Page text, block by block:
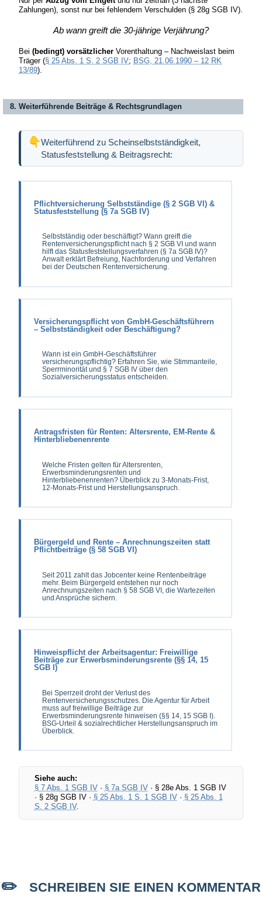
Zahlungen), sonst nur bei fehlendem Verschulden (§ 28g SGB IV).
Ab wann greift die 30-jährige Verjährung?
Bei (bedingt) vorsätzlicher Vorenthaltung – Nachweislast beim
Träger (§ 25 Abs. 1 S. 2 SGB IV; BSG, 21.06.1990 – 12 RK
13/89).
8. Weiterführende Beiträge & Rechtsgrundlagen
Weiterführend zu Scheinselbstständigkeit,
Statusfeststellung & Beitragsrecht:
Pflichtversicherung Selbstständige (§ 2 SGB VI) &
Statusfeststellung (§ 7a SGB IV)
Selbstständig oder beschäftigt? Wann greift die
Rentenversicherungspflicht nach § 2 SGB VI und wann
hilft das Statusfeststellungsverfahren (§ 7a SGB IV)?
Anwalt erklärt Befreiung, Nachforderung und Verfahren
bei der Deutschen Rentenversicherung.
Versicherungspflicht von GmbH-Geschäftsführern
– Selbstständigkeit oder Beschäftigung?
Wann ist ein GmbH-Geschäftsführer
versicherungspflichtig? Erfahren Sie, wie Stimmanteile,
Sperrminorität und § 7 SGB IV über den
Sozialversicherungsstatus entscheiden.
Antragsfristen für Renten: Altersrente, EM-Rente &
Hinterbliebenenrente
Welche Fristen gelten für Altersrenten,
Erwerbsminderungsrenten und
Hinterbliebenenrenten? Überblick zu 3-Monats-Frist,
12-Monats-Frist und Herstellungsanspruch.
Bürgergeld und Rente – Anrechnungszeiten statt
Pflichtbeiträge (§ 58 SGB VI)
Seit 2011 zahlt das Jobcenter keine Rentenbeiträge
mehr. Beim Bürgergeld entstehen nur noch
Anrechnungszeiten nach § 58 SGB VI, die Wartezeiten
und Ansprüche sichern.
Hinweispflicht der Arbeitsagentur: Freiwillige
Beiträge zur Erwerbsminderungsrente (§§ 14, 15
SGB I)
Bei Sperrzeit droht der Verlust des
Rentenversicherungsschutzes. Die Agentur für Arbeit
muss auf freiwillige Beiträge zur
Erwerbsminderungsrente hinweisen (§§ 14, 15 SGB I).
BSG-Urteil & sozialrechtlicher Herstellungsanspruch im
Überblick.
Siehe auch:
§ 7 Abs. 1 SGB IV· § 7a SGB IV· § 28e Abs. 1 SGB IV
· § 28g SGB IV · § 25 Abs. 1 S. 1 SGB IV· § 25 Abs. 1
S. 2 SGB IV.
SCHREIBEN SIE EINEN KOMMENTAR